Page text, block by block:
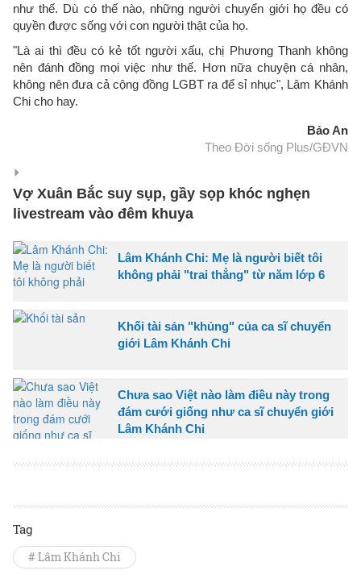
như thế. Dù có thế nào, những người chuyển giới họ đều có
quyền được sống với con người thật của họ.
"Là ai thì đều có kẻ tốt người xấu, chị Phương Thanh không
nên đánh đồng mọi việc như thế. Hơn nữa chuyện cá nhân,
không nên đưa cả cộng đồng LGBT ra để sỉ nhục", Lâm Khánh
Chi cho hay.
Bảo An
Theo Đời sống Plus/GĐVN
Vợ Xuân Bắc suy sụp, gầy sọp khóc nghẹn
livestream vào đêm khuya
Lâm Khánh Chi: Mẹ là người biết tôi
không phải "trai thẳng" từ năm lớp 6
Khối tài sản "khủng" của ca sĩ chuyển
giới Lâm Khánh Chi
Chưa sao Việt nào làm điều này trong
đám cưới giống như ca sĩ chuyển giới
Lâm Khánh Chi
Tag
# Lâm Khánh Chi